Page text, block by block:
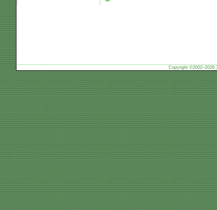
Copyright ©2002–2026